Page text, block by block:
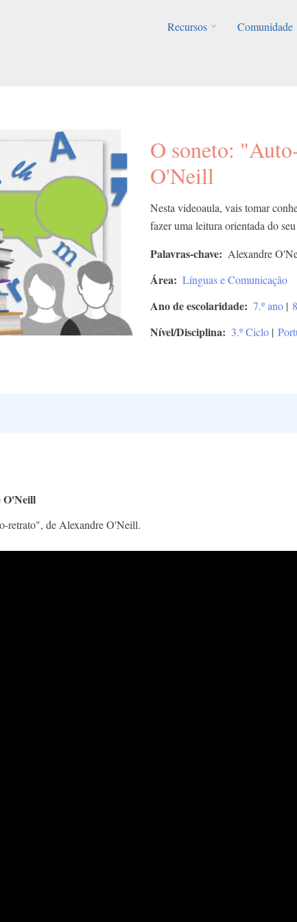
Recursos
Comunidade
O soneto:
O'Neill
Nesta videoaula, vais tomar
fazer uma leitura orientada do
Palavras-chave Alexandre
Área Línguas e Comunicação
Ano de escolaridade 7.º ano |
Nível/Disciplina 3.º Ciclo |
O'Neill
retrato", de Alexandre O'Neill.